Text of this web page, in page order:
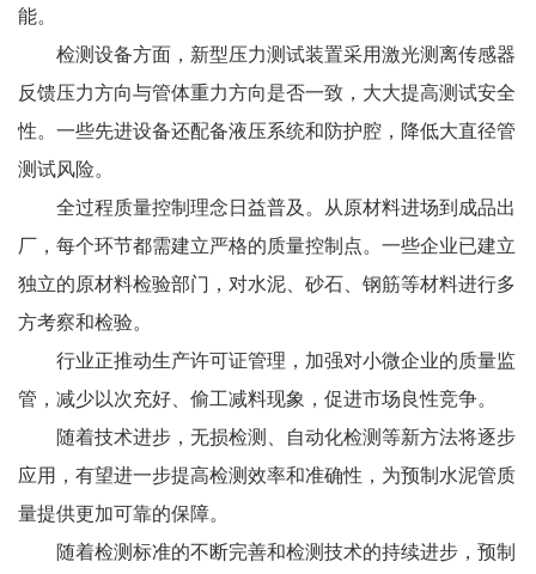
能。
检测设备方面，新型压力测试装置采用激光测离传感器
反馈压力方向与管体重力方向是否一致，大大提高测试安全
性。一些先进设备还配备液压系统和防护腔，降低大直径管
测试风险。
全过程质量控制理念日益普及。从原材料进场到成品出
厂，每个环节都需建立严格的质量控制点。一些企业已建立
独立的原材料检验部门，对水泥、砂石、钢筋等材料进行多
方考察和检验。
行业正推动生产许可证管理，加强对小微企业的质量监
管，减少以次充好、偷工减料现象，促进市场良性竞争。
随着技术进步，无损检测、自动化检测等新方法将逐步
应用，有望进一步提高检测效率和准确性，为预制水泥管质
量提供更加可靠的保障。
随着检测标准的不断完善和检测技术的持续进步，预制